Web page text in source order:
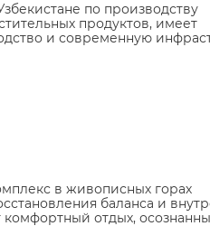
по производству
продуктов, имеет
и современную
в живописных горах
баланса и
отдых,